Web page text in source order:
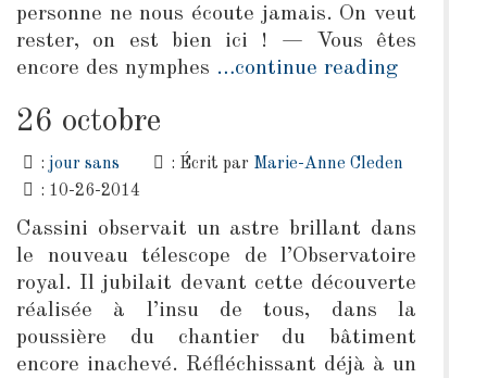
personne ne nous écoute jamais. On veut
rester, on est bien ici ! — Vous êtes
encore des nymphes …continue reading
26 octobre
:jour sans : Écrit par Marie-Anne Cleden
: 10-26-2014
Cassini observait un astre brillant dans
le nouveau télescope de l’Observatoire
royal. Il jubilait devant cette découverte
réalisée à l’insu de tous, dans la
poussière du chantier du bâtiment
encore inachevé. Réfléchissant déjà à un